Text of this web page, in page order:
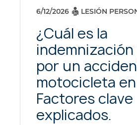
6/12/2026 LESIÓN
¿Cuál es la
por un
motocicleta
Factores clave
explicados.